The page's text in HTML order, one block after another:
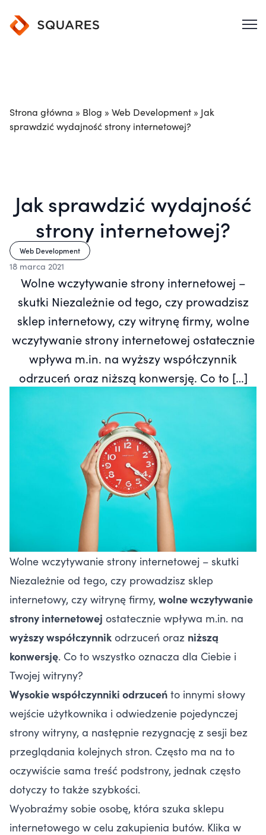
Strona główna » Blog » Web Development » Jak
sprawdzić wydajność strony internetowej?
Jak sprawdzić wydajność
strony internetowej?
Web Development
18 marca 2021
Wolne wczytywanie strony internetowej –
skutki Niezależnie od tego, czy prowadzisz
sklep internetowy, czy witrynę firmy, wolne
wczytywanie strony internetowej ostatecznie
wpływa m.in. na wyższy współczynnik
odrzuceń oraz niższą konwersję. Co to […]
Wolne wczytywanie strony internetowej – skutki
Niezależnie od tego, czy prowadzisz sklep
internetowy, czy witrynę firmy, wolne wczytywanie
strony internetowej ostatecznie wpływa m.in. na
wyższy współczynnik odrzuceń oraz niższą
konwersję. Co to wszystko oznacza dla Ciebie i
Twojej witryny?
Wysokie współczynniki odrzuceń to innymi słowy
wejście użytkownika i odwiedzenie pojedynczej
strony witryny, a następnie rezygnację z sesji bez
przeglądania kolejnych stron. Często ma na to
oczywiście sama treść podstrony, jednak często
dotyczy to także szybkości.
Wyobraźmy sobie osobę, która szuka sklepu
internetowego w celu zakupienia butów. Klika w